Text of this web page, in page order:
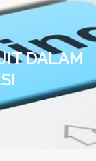
DALAM